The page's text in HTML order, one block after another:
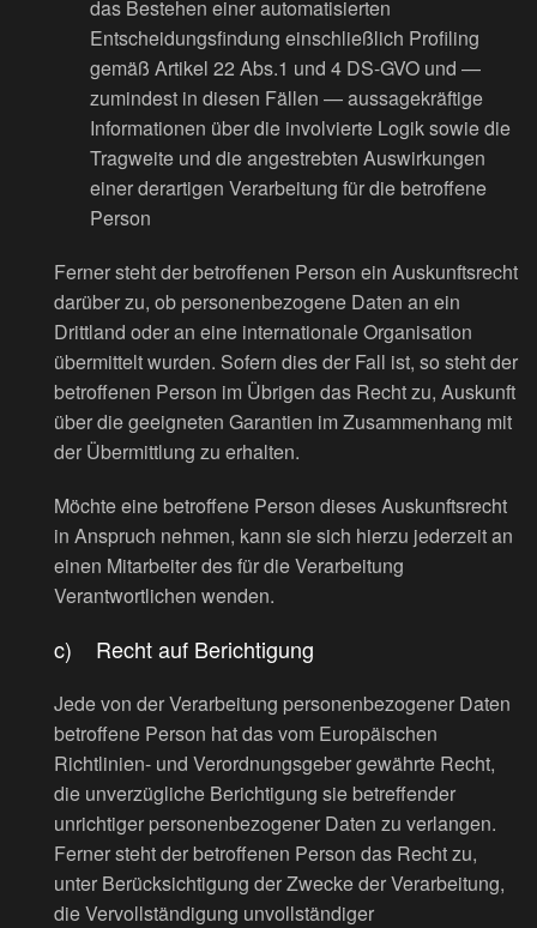
das Bestehen einer automatisierten
Entscheidungsfindung einschließlich Profiling
gemäß Artikel 22 Abs.1 und 4 DS-GVO und —
zumindest in diesen Fällen — aussagekräftige
Informationen über die involvierte Logik sowie die
Tragweite und die angestrebten Auswirkungen
einer derartigen Verarbeitung für die betroffene
Person
Ferner steht der betroffenen Person ein Auskunftsrecht
darüber zu, ob personenbezogene Daten an ein
Drittland oder an eine internationale Organisation
übermittelt wurden. Sofern dies der Fall ist, so steht der
betroffenen Person im Übrigen das Recht zu, Auskunft
über die geeigneten Garantien im Zusammenhang mit
der Übermittlung zu erhalten.
Möchte eine betroffene Person dieses Auskunftsrecht
in Anspruch nehmen, kann sie sich hierzu jederzeit an
einen Mitarbeiter des für die Verarbeitung
Verantwortlichen wenden.
c) Recht auf Berichtigung
Jede von der Verarbeitung personenbezogener Daten
betroffene Person hat das vom Europäischen
Richtlinien- und Verordnungsgeber gewährte Recht,
die unverzügliche Berichtigung sie betreffender
unrichtiger personenbezogener Daten zu verlangen.
Ferner steht der betroffenen Person das Recht zu,
unter Berücksichtigung der Zwecke der Verarbeitung,
die Vervollständigung unvollständiger